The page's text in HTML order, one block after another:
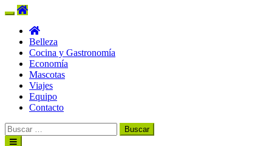
Belleza
Cocina y Gastronomía
Economía
Mascotas
Viajes
Equipo
Contacto
Buscar:
Ir